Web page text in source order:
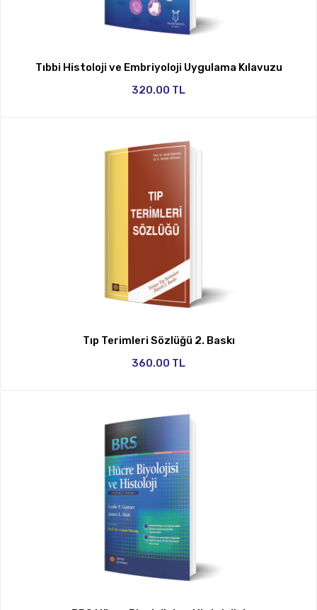
Tıbbi Histoloji ve Embriyoloji Uygulama Kılavuzu
320.00 TL
Tıp Terimleri Sözlüğü 2. Baskı
360.00 TL